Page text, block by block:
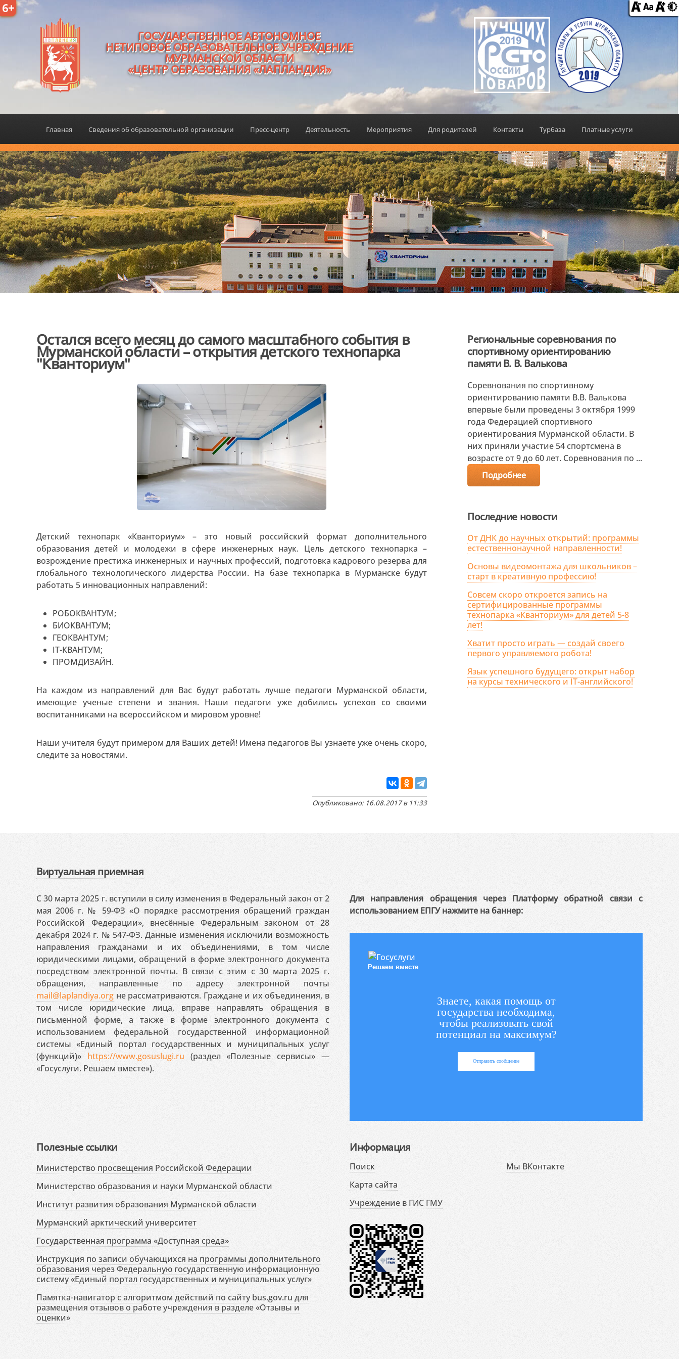
6+
ГОСУДАРСТВЕННОЕ АВТОНОМНОЕ
НЕТИПОВОЕ ОБРАЗОВАТЕЛЬНОЕ УЧРЕЖДЕНИЕ
МУРМАНСКОЙ ОБЛАСТИ
«ЦЕНТР ОБРАЗОВАНИЯ «ЛАПЛАНДИЯ»
Главная Сведения об образовательной организации Пресс-центр Деятельность Мероприятия Для родителей Контакты Турбаза Платные услуги
Остался всего месяц до самого масштабного события в
Мурманской области – открытия детского технопарка
"Кванториум"
Детский технопарк «Кванториум» – это новый российский формат дополнительного
образования детей и молодежи в сфере инженерных наук. Цель детского технопарка –
возрождение престижа инженерных и научных профессий, подготовка кадрового резерва для
глобального технологического лидерства России. На базе технопарка в Мурманске будут
работать 5 инновационных направлений:
РОБОКВАНТУМ;
БИОКВАНТУМ;
ГЕОКВАНТУМ;
IT-КВАНТУМ;
ПРОМДИЗАЙН.
На каждом из направлений для Вас будут работать лучше педагоги Мурманской области,
имеющие ученые степени и звания. Наши педагоги уже добились успехов со своими
воспитанниками на всероссийском и мировом уровне!
Наши учителя будут примером для Ваших детей! Имена педагогов Вы узнаете уже очень скоро,
следите за новостями.
Опубликовано: 16.08.2017 в 11:33
Региональные соревнования по
спортивному ориентированию
памяти В. В. Валькова
Соревнования по спортивному
ориентированию памяти В.В. Валькова
впервые были проведены 3 октября 1999
года Федерацией спортивного
ориентирования Мурманской области. В
них приняли участие 54 спортсмена в
возрасте от 9 до 60 лет. Соревнования по ...
Подробнее
Последние новости
От ДНК до научных открытий: программы
естественнонаучной направленности!
Основы видеомонтажа для школьников –
старт в креативную профессию!
Совсем скоро откроется запись на
сертифицированные программы
технопарка «Кванториум» для детей 5-8
лет!
Хватит просто играть — создай своего
первого управляемого робота!
Язык успешного будущего: открыт набор
на курсы технического и IT-английского!
Виртуальная приемная
С 30 марта 2025 г. вступили в силу изменения в Федеральный закон от 2
мая 2006 г. № 59-ФЗ «О порядке рассмотрения обращений граждан
Российской Федерации», внесённые Федеральным законом от 28
декабря 2024 г. № 547-ФЗ. Данные изменения исключили возможность
направления гражданами и их объединениями, в том числе
юридическими лицами, обращений в форме электронного документа
посредством электронной почты. В связи с этим с 30 марта 2025 г.
обращения, направленные по адресу электронной почты
mail@laplandiya.org не рассматриваются. Граждане и их объединения, в
том числе юридические лица, вправе направлять обращения в
письменной форме, а также в форме электронного документа с
использованием федеральной государственной информационной
системы «Единый портал государственных и муниципальных услуг
(функций)» https://www.gosuslugi.ru (раздел «Полезные сервисы» —
«Госуслуги. Решаем вместе»).
Для направления обращения через Платформу обратной связи с
использованием ЕПГУ нажмите на баннер:
Решаем вместе
Знаете, какая помощь от
государства необходима,
чтобы реализовать свой
потенциал на максимум?
Отправить сообщение
Полезные ссылки
Министерство просвещения Российской Федерации
Министерство образования и науки Мурманской области
Институт развития образования Мурманской области
Мурманский арктический университет
Государственная программа «Доступная среда»
Инструкция по записи обучающихся на программы дополнительного
образования через Федеральную государственную информационную
систему «Единый портал государственных и муниципальных услуг»
Памятка-навигатор с алгоритмом действий по сайту bus.gov.ru для
размещения отзывов о работе учреждения в разделе «Отзывы и
оценки»
Информация
Поиск
Карта сайта
Учреждение в ГИС ГМУ
Мы ВКонтакте